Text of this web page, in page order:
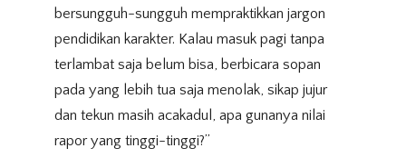
bersungguh-sungguh mempraktikkan jargon
pendidikan karakter. Kalau masuk pagi tanpa
terlambat saja belum bisa, berbicara sopan
pada yang lebih tua saja menolak, sikap jujur
dan tekun masih acakadul, apa gunanya nilai
rapor yang tinggi-tinggi?”